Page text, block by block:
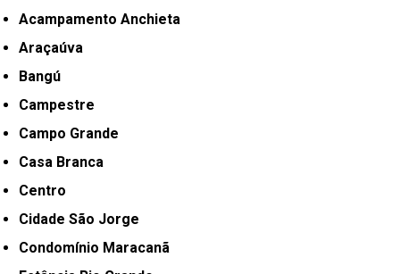
Acampamento Anchieta
Araçaúva
Bangú
Campestre
Campo Grande
Casa Branca
Centro
Cidade São Jorge
Condomínio Maracanã